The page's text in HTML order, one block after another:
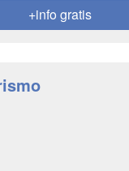
+info gratis